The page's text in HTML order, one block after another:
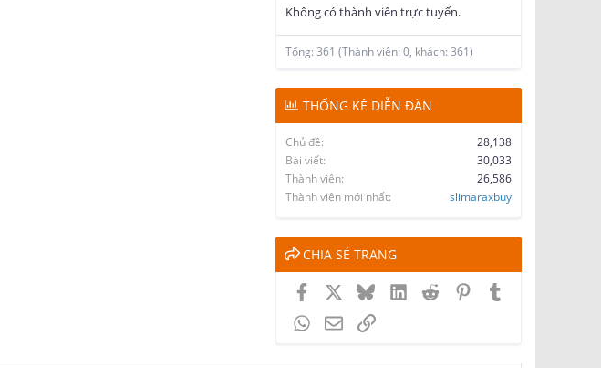
Không có thành viên trực tuyến.
Tổng: 361 (Thành viên: 0, khách: 361)
THỐNG KÊ DIỄN ĐÀN
Chủ đề
28,138
Bài viết
30,033
Thành viên
26,586
Thành viên mới nhất
slimaraxbuy
CHIA SẺ TRANG
Facebook BlueskyLinkedInReddit Pinterest
WhatsApp
EmailLink